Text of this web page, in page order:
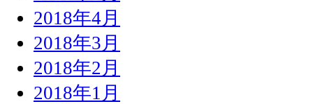
2018年4月
2018年3月
2018年2月
2018年1月